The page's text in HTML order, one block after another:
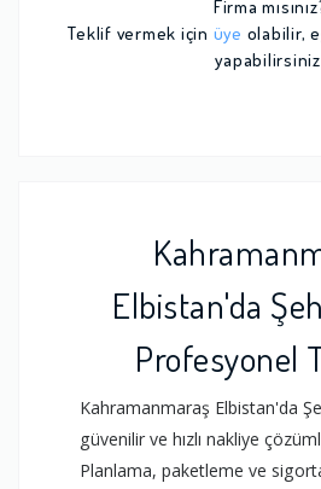
Firma
Teklif vermek için üye olabilir,
Elbistan'da
Profesyonel
Kahramanmaraş Elbistan'da
güvenilir ve hızlı nakliye
Planlama, paketleme ve